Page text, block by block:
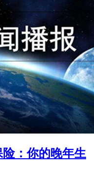
：你的晚年生